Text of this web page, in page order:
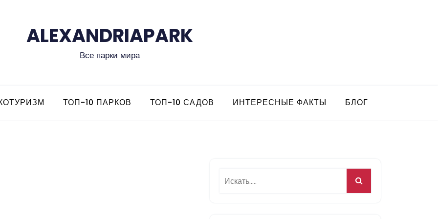
ALEXANDRIAPARK
Все парки мира
ТОП-10 ПАРКОВ ТОП-10 САДОВ ИНТЕРЕСНЫЕ ФАКТЫ БЛОГ